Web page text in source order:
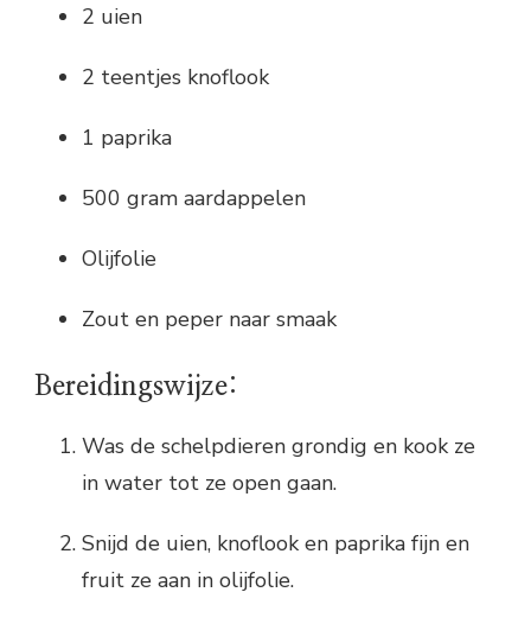
2 uien
2 teentjes knoflook
1 paprika
500 gram aardappelen
Olijfolie
Zout en peper naar smaak
Bereidingswijze:
Was de schelpdieren grondig en kook ze
in water tot ze open gaan.
Snijd de uien, knoflook en paprika fijn en
fruit ze aan in olijfolie.